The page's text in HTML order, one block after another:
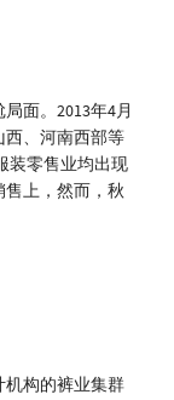
面。2013年4月
、河南西部等
装零售业均出现
上，然而，秋
机构的裤业集群